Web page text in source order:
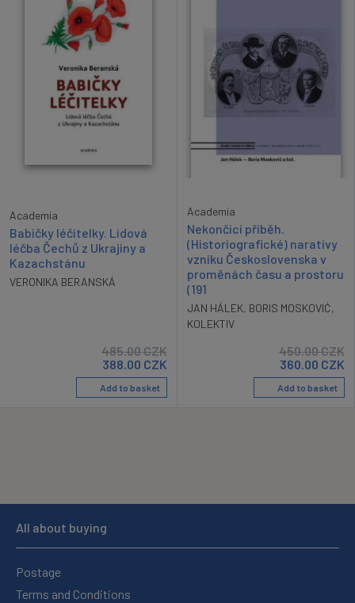
Academia
Babičky léčitelky. Lidová
léčba Čechů z Ukrajiny a
Kazachstánu
VERONIKA BERANSKÁ
485.00CZK
388.00 CZK
Add to basket
Academia
Nekončící příběh.
(Historiografické) narativy
vzniku Československa v
proměnách času a prostoru
(191
JAN HÁLEK, BORIS MOSKOVIĆ,
KOLEKTIV
450.00CZK
360.00 CZK
Add to basket
All about buying
Postage
Terms and Conditions